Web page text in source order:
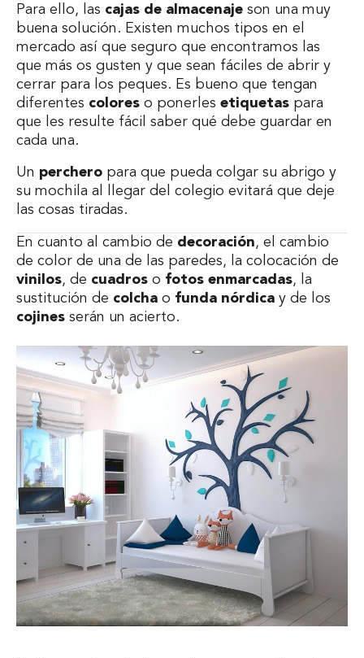
Para ello, las cajas de almacenaje son una muy
buena solución. Existen muchos tipos en el
mercado así que seguro que encontramos las
que más os gusten y que sean fáciles de abrir y
cerrar para los peques. Es bueno que tengan
diferentes colores o ponerles etiquetas para
que les resulte fácil saber qué debe guardar en
cada una.
Un perchero para que pueda colgar su abrigo y
su mochila al llegar del colegio evitará que deje
las cosas tiradas.
En cuanto al cambio de decoración, el cambio
de color de una de las paredes, la colocación de
vinilos, de cuadros o fotos enmarcadas, la
sustitución de colcha o funda nórdica y de los
cojines serán un acierto.